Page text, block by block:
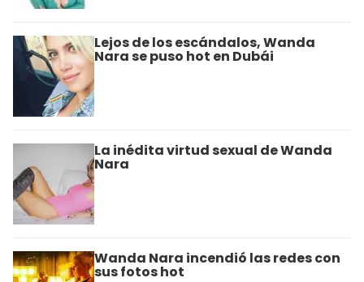
Lejos de los escándalos, Wanda
Nara se puso hot en Dubái
La inédita virtud sexual de Wanda
Nara
Wanda Nara incendió las redes con
sus fotos hot